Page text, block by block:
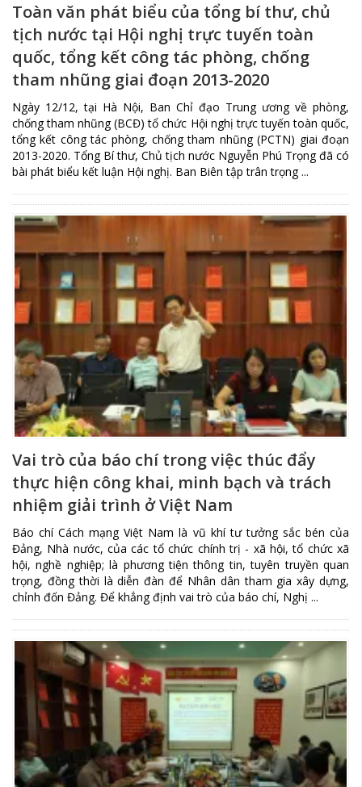
Toàn văn phát biểu của tổng bí thư, chủ
tịch nước tại Hội nghị trực tuyến toàn
quốc, tổng kết công tác phòng, chống
tham nhũng giai đoạn 2013-2020
Ngày 12/12, tại Hà Nội, Ban Chỉ đạo Trung ương về phòng,
chống tham nhũng (BCĐ) tổ chức Hội nghị trực tuyến toàn quốc,
tổng kết công tác phòng, chống tham nhũng (PCTN) giai đoạn
2013-2020. Tổng Bí thư, Chủ tịch nước Nguyễn Phú Trọng đã có
bài phát biểu kết luận Hội nghị. Ban Biên tập trân trọng ...
Vai trò của báo chí trong việc thúc đẩy
thực hiện công khai, minh bạch và trách
nhiệm giải trình ở Việt Nam
Báo chí Cách mạng Việt Nam là vũ khí tư tưởng sắc bén của
Đảng, Nhà nước, của các tổ chức chính trị - xã hội, tổ chức xã
hội, nghề nghiệp; là phương tiện thông tin, tuyên truyền quan
trọng, đồng thời là diễn đàn để Nhân dân tham gia xây dựng,
chỉnh đốn Đảng. Để khẳng định vai trò của báo chí, Nghị ...